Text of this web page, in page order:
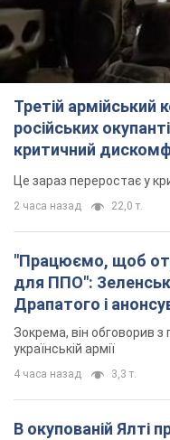
Третій армійський
російських
критичний
Це зараз переростає у
2 часа назад 22,0 т.
"Працюємо, щоб
для ППО":
Драпатого і
Зокрема, він обговорив
українській армії
4 часа назад 3,3 т.
В окупованій Ялті